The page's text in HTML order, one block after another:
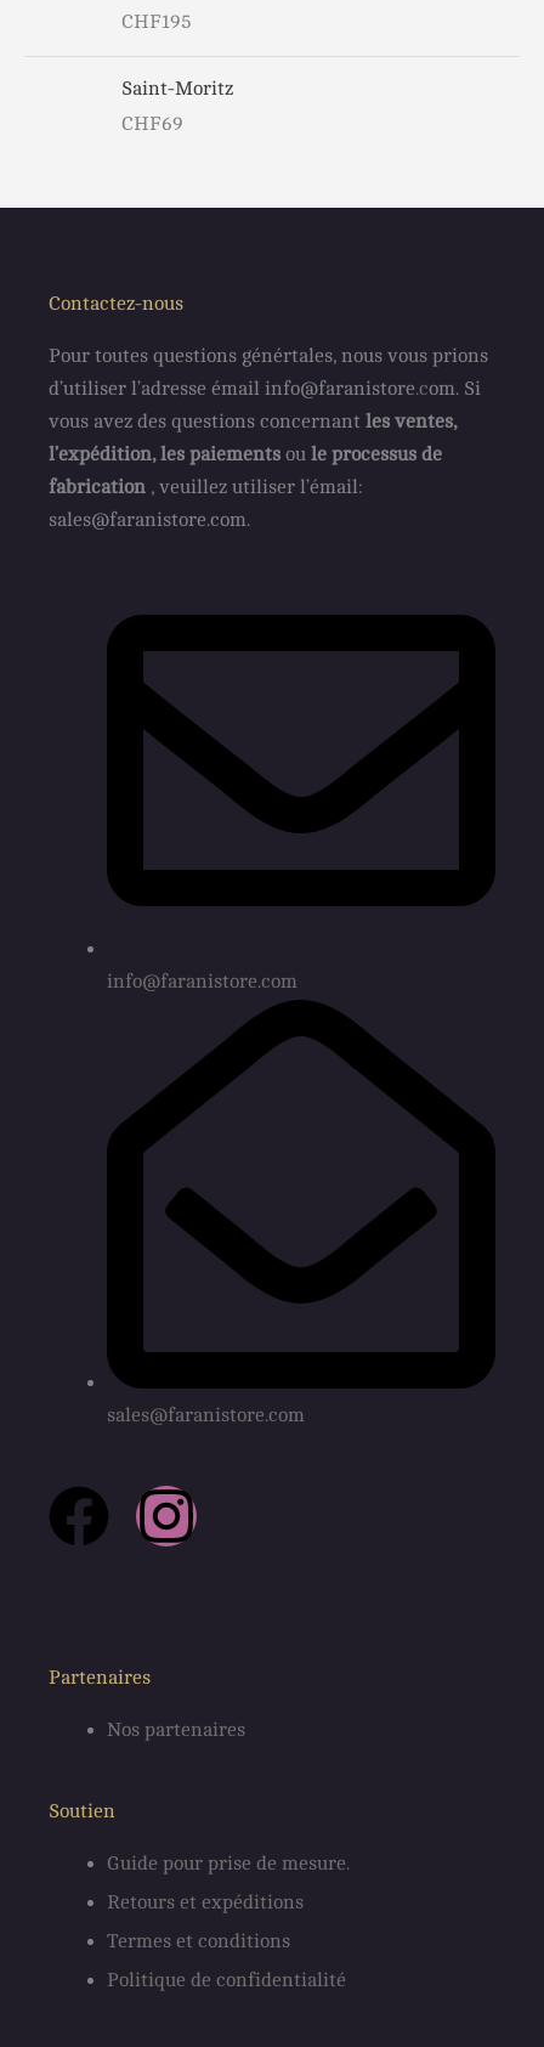
CHF195
Saint-Moritz
CHF69
Contactez-nous
Pour toutes questions génértales, nous vous prions
d’utiliser l’adresse émail info@faranistore.com. Si
vous avez des questions concernant les ventes,
l’expédition, les paiements ou le processus de
fabrication , veuillez utiliser l’émail:
sales@faranistore.com.
info@faranistore.com
sales@faranistore.com
F
e
b
o
o
k
I
a
r
a
m
Partenaires
Nos partenaires
Soutien
Guide pour prise de mesure.
Retours et expéditions
Termes et conditions
Politique de confidentialité